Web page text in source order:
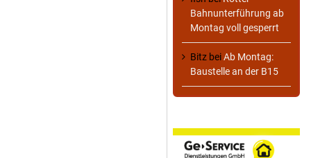
Bahnunterführung ab
Montag voll gesperrt
Bitz beiAb Montag:
Baustelle an der B15